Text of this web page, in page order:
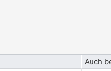
Auch